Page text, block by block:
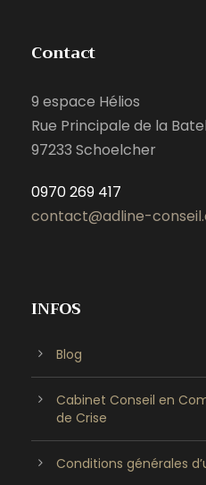
Contact
9 espace Hélios
Rue Principale de la
97233 Schoelcher
0970 269 417
contact@adline-
INFOS
Blog
Cabinet Conseil en
de Crise
Conditions générales